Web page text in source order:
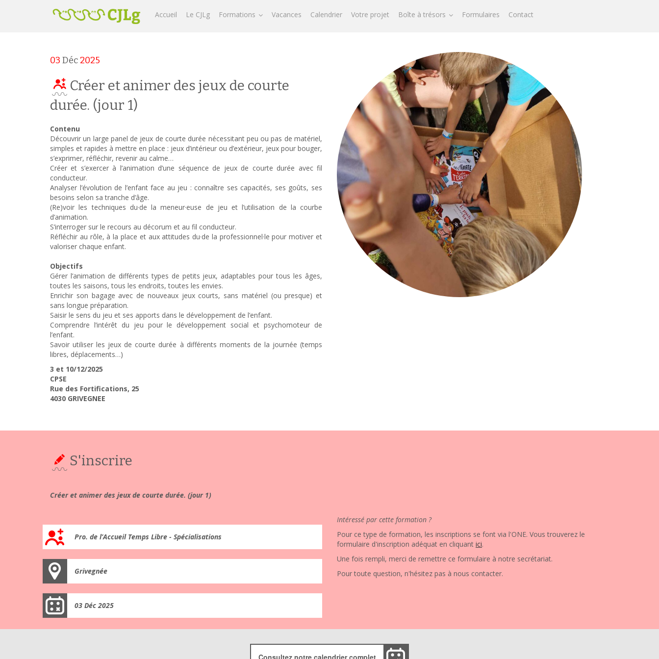
Accueil Le CJLg Formations Vacances Calendrier Votre projet Boîte à trésors Formulaires Contact
03 Déc 2025
Créer et animer des jeux de courte
durée. (jour 1)
Contenu
Découvrir un large panel de jeux de courte durée nécessitant peu ou pas de matériel,
simples et rapides à mettre en place : jeux d’intérieur ou d’extérieur, jeux pour bouger,
s’exprimer, réfléchir, revenir au calme…
Créer et s’exercer à l’animation d’une séquence de jeux de courte durée avec fil
conducteur.
Analyser l’évolution de l’enfant face au jeu : connaître ses capacités, ses goûts, ses
besoins selon sa tranche d’âge.
(Re)voir les techniques du·de la meneur·euse de jeu et l’utilisation de la courbe
d’animation.
S’interroger sur le recours au décorum et au fil conducteur.
Réfléchir au rôle, à la place et aux attitudes du·de la professionnel·le pour motiver et
valoriser chaque enfant.
Objectifs
Gérer l’animation de différents types de petits jeux, adaptables pour tous les âges,
toutes les saisons, tous les endroits, toutes les envies.
Enrichir son bagage avec de nouveaux jeux courts, sans matériel (ou presque) et
sans longue préparation.
Saisir le sens du jeu et ses apports dans le développement de l’enfant.
Comprendre l’intérêt du jeu pour le développement social et psychomoteur de
l’enfant.
Savoir utiliser les jeux de courte durée à différents moments de la journée (temps
libres, déplacements…)
3 et 10/12/2025
CPSE
Rue des Fortifications, 25
4030 GRIVEGNEE
S'inscrire
Créer et animer des jeux de courte durée. (jour 1)
Pro. de l’Accueil Temps Libre - Spécialisations
Grivegnée
03 Déc 2025
Intéressé par cette formation ?
Pour ce type de formation, les inscriptions se font via l'ONE. Vous trouverez le
formulaire d'inscription adéquat en cliquant ici.
Une fois rempli, merci de remettre ce formulaire à notre secrétariat.
Pour toute question, n'hésitez pas à nous contacter.
Consultez notre calendrier complet